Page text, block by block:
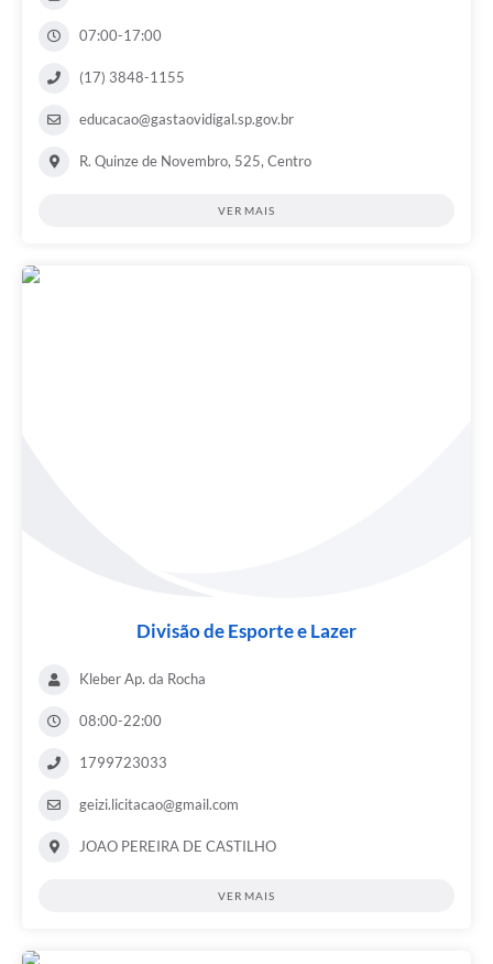
07:00-17:00
(17) 3848-1155
educacao@gastaovidigal.sp.gov.br
R. Quinze de Novembro, 525, Centro
VER MAIS
Divisão de Esporte e Lazer
Kleber Ap. da Rocha
08:00-22:00
1799723033
geizi.licitacao@gmail.com
JOAO PEREIRA DE CASTILHO
VER MAIS